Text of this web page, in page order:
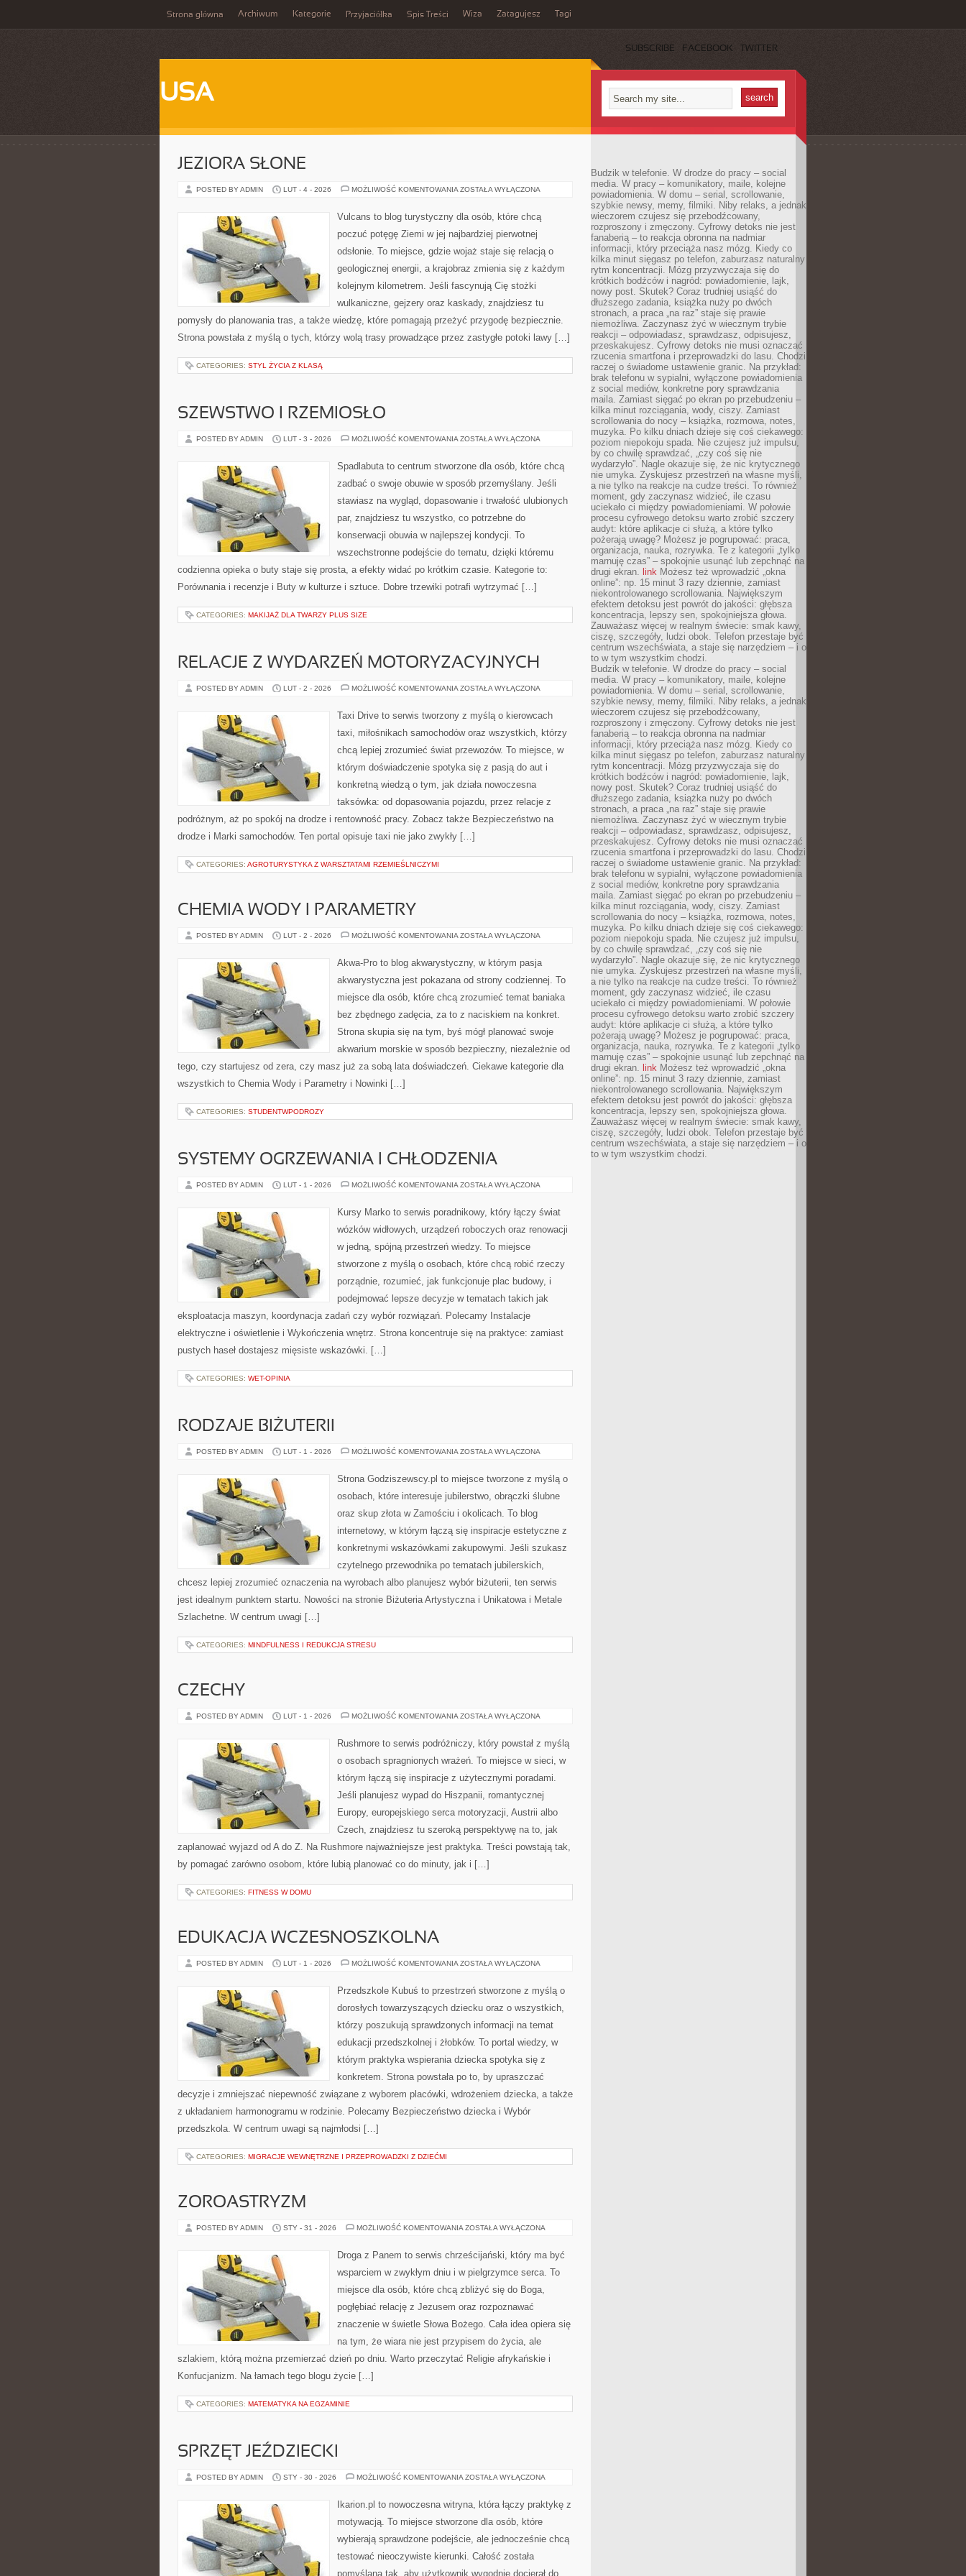
Strona główna Archiwum Kategorie Przyjaciółka Spis Treści Wiza Zatagujesz Tagi
SUBSCRIBE FACEBOOK TWITTER
USA
JEZIORA SŁONE
POSTED BY ADMIN LUT - 4 - 2026 MOŻLIWOŚĆ KOMENTOWANIA JEZIORA
ZOSTAŁA WYŁĄCZONA
Vulcans to blog turystyczny dla osób, które chcą
poczuć potęgę Ziemi w jej najbardziej pierwotnej
odsłonie. To miejsce, gdzie wojaż staje się relacją o
geologicznej energii, a krajobraz zmienia się z każdym
kolejnym kilometrem. Jeśli fascynują Cię stożki
wulkaniczne, gejzery oraz kaskady, znajdziesz tu
pomysły do planowania tras, a także wiedzę, które pomagają przeżyć przygodę bezpiecznie.
Strona powstała z myślą o tych, którzy wolą trasy prowadzące przez zastygłe potoki lawy […]
CATEGORIES: STYL ŻYCIA Z KLASĄ
SZEWSTWO I RZEMIOSŁO
POSTED BY ADMIN LUT - 3 - 2026 MOŻLIWOŚĆ KOMENTOWANIA SZEWSTWO
ZOSTAŁA WYŁĄCZONA
Spadlabuta to centrum stworzone dla osób, które chcą
zadbać o swoje obuwie w sposób przemyślany. Jeśli
stawiasz na wygląd, dopasowanie i trwałość ulubionych
par, znajdziesz tu wszystko, co potrzebne do
konserwacji obuwia w najlepszej kondycji. To
wszechstronne podejście do tematu, dzięki któremu
codzienna opieka o buty staje się prosta, a efekty widać po krótkim czasie. Kategorie to:
Porównania i recenzje i Buty w kulturze i sztuce. Dobre trzewiki potrafi wytrzymać […]
CATEGORIES: MAKIJAŻ DLA TWARZY PLUS SIZE
RELACJE Z WYDARZEŃ MOTORYZACYJNYCH
POSTED BY ADMIN LUT - 2 - 2026 MOŻLIWOŚĆ KOMENTOWANIA RELACJE
MOTORYZACYJNYCH
ZOSTAŁA WYŁĄCZONA
Taxi Drive to serwis tworzony z myślą o kierowcach
taxi, miłośnikach samochodów oraz wszystkich, którzy
chcą lepiej zrozumieć świat przewozów. To miejsce, w
którym doświadczenie spotyka się z pasją do aut i
konkretną wiedzą o tym, jak działa nowoczesna
taksówka: od dopasowania pojazdu, przez relacje z
podróżnym, aż po spokój na drodze i rentowność pracy. Zobacz także Bezpieczeństwo na
drodze i Marki samochodów. Ten portal opisuje taxi nie jako zwykły […]
CATEGORIES: AGROTURYSTYKA Z WARSZTATAMI RZEMIEŚLNICZYMI
CHEMIA WODY I PARAMETRY
POSTED BY ADMIN LUT - 2 - 2026 MOŻLIWOŚĆ KOMENTOWANIA CHEMIA
PARAMETRY
ZOSTAŁA WYŁĄCZONA
Akwa-Pro to blog akwarystyczny, w którym pasja
akwarystyczna jest pokazana od strony codziennej. To
miejsce dla osób, które chcą zrozumieć temat baniaka
bez zbędnego zadęcia, za to z naciskiem na konkret.
Strona skupia się na tym, byś mógł planować swoje
akwarium morskie w sposób bezpieczny, niezależnie od
tego, czy startujesz od zera, czy masz już za sobą lata doświadczeń. Ciekawe kategorie dla
wszystkich to Chemia Wody i Parametry i Nowinki […]
CATEGORIES: STUDENTWPODROZY
SYSTEMY OGRZEWANIA I CHŁODZENIA
POSTED BY ADMIN LUT - 1 - 2026 MOŻLIWOŚĆ KOMENTOWANIA SYSTEMY
CHŁODZENIA
ZOSTAŁA WYŁĄCZONA
Kursy Marko to serwis poradnikowy, który łączy świat
wózków widłowych, urządzeń roboczych oraz renowacji
w jedną, spójną przestrzeń wiedzy. To miejsce
stworzone z myślą o osobach, które chcą robić rzeczy
porządnie, rozumieć, jak funkcjonuje plac budowy, i
podejmować lepsze decyzje w tematach takich jak
eksploatacja maszyn, koordynacja zadań czy wybór rozwiązań. Polecamy Instalacje
elektryczne i oświetlenie i Wykończenia wnętrz. Strona koncentruje się na praktyce: zamiast
pustych haseł dostajesz mięsiste wskazówki. […]
CATEGORIES: WET-OPINIA
RODZAJE BIŻUTERII
POSTED BY ADMIN LUT - 1 - 2026 MOŻLIWOŚĆ KOMENTOWANIA RODZAJE
ZOSTAŁA WYŁĄCZONA
Strona Godziszewscy.pl to miejsce tworzone z myślą o
osobach, które interesuje jubilerstwo, obrączki ślubne
oraz skup złota w Zamościu i okolicach. To blog
internetowy, w którym łączą się inspiracje estetyczne z
konkretnymi wskazówkami zakupowymi. Jeśli szukasz
czytelnego przewodnika po tematach jubilerskich,
chcesz lepiej zrozumieć oznaczenia na wyrobach albo planujesz wybór biżuterii, ten serwis
jest idealnym punktem startu. Nowości na stronie Biżuteria Artystyczna i Unikatowa i Metale
Szlachetne. W centrum uwagi […]
CATEGORIES: MINDFULNESS I REDUKCJA STRESU
CZECHY
POSTED BY ADMIN LUT - 1 - 2026 MOŻLIWOŚĆ KOMENTOWANIA CZECHY
ZOSTAŁA WYŁĄCZONA
Rushmore to serwis podróżniczy, który powstał z myślą
o osobach spragnionych wrażeń. To miejsce w sieci, w
którym łączą się inspiracje z użytecznymi poradami.
Jeśli planujesz wypad do Hiszpanii, romantycznej
Europy, europejskiego serca motoryzacji, Austrii albo
Czech, znajdziesz tu szeroką perspektywę na to, jak
zaplanować wyjazd od A do Z. Na Rushmore najważniejsze jest praktyka. Treści powstają tak,
by pomagać zarówno osobom, które lubią planować co do minuty, jak i […]
CATEGORIES: FITNESS W DOMU
EDUKACJA WCZESNOSZKOLNA
POSTED BY ADMIN LUT - 1 - 2026 MOŻLIWOŚĆ KOMENTOWANIA EDUKACJA
ZOSTAŁA WYŁĄCZONA
Przedszkole Kubuś to przestrzeń stworzone z myślą o
dorosłych towarzyszących dziecku oraz o wszystkich,
którzy poszukują sprawdzonych informacji na temat
edukacji przedszkolnej i żłobków. To portal wiedzy, w
którym praktyka wspierania dziecka spotyka się z
konkretem. Strona powstała po to, by upraszczać
decyzje i zmniejszać niepewność związane z wyborem placówki, wdrożeniem dziecka, a także
z układaniem harmonogramu w rodzinie. Polecamy Bezpieczeństwo dziecka i Wybór
przedszkola. W centrum uwagi są najmłodsi […]
CATEGORIES: MIGRACJE WEWNĘTRZNE I PRZEPROWADZKI Z DZIEĆMI
ZOROASTRYZM
POSTED BY ADMIN STY - 31 - 2026 MOŻLIWOŚĆ KOMENTOWANIA ZOROASTRYZM
ZOSTAŁA WYŁĄCZONA
Droga z Panem to serwis chrześcijański, który ma być
wsparciem w zwykłym dniu i w pielgrzymce serca. To
miejsce dla osób, które chcą zbliżyć się do Boga,
pogłębiać relację z Jezusem oraz rozpoznawać
znaczenie w świetle Słowa Bożego. Cała idea opiera się
na tym, że wiara nie jest przypisem do życia, ale
szlakiem, którą można przemierzać dzień po dniu. Warto przeczytać Religie afrykańskie i
Konfucjanizm. Na łamach tego blogu życie […]
CATEGORIES: MATEMATYKA NA EGZAMINIE
SPRZĘT JEŹDZIECKI
POSTED BY ADMIN STY - 30 - 2026 MOŻLIWOŚĆ KOMENTOWANIA SPRZĘT
ZOSTAŁA WYŁĄCZONA
Ikarion.pl to nowoczesna witryna, która łączy praktykę z
motywacją. To miejsce stworzone dla osób, które
wybierają sprawdzone podejście, ale jednocześnie chcą
testować nieoczywiste kierunki. Całość została
pomyślana tak, aby użytkownik wygodnie docierał do
Budzik w telefonie. W drodze do pracy – social
media. W pracy – komunikatory, maile, kolejne
powiadomienia. W domu – serial, scrollowanie,
szybkie newsy, memy, filmiki. Niby relaks, a jednak
wieczorem czujesz się przebodźcowany,
rozproszony i zmęczony. Cyfrowy detoks nie jest
fanaberią – to reakcja obronna na nadmiar
informacji, który przeciąża nasz mózg. Kiedy co
kilka minut sięgasz po telefon, zaburzasz naturalny
rytm koncentracji. Mózg przyzwyczaja się do
krótkich bodźców i nagród: powiadomienie, lajk,
nowy post. Skutek? Coraz trudniej usiąść do
dłuższego zadania, książka nuży po dwóch
stronach, a praca „na raz” staje się prawie
niemożliwa. Zaczynasz żyć w wiecznym trybie
reakcji – odpowiadasz, sprawdzasz, odpisujesz,
przeskakujesz. Cyfrowy detoks nie musi oznaczać
rzucenia smartfona i przeprowadzki do lasu. Chodzi
raczej o świadome ustawienie granic. Na przykład:
brak telefonu w sypialni, wyłączone powiadomienia
z social mediów, konkretne pory sprawdzania
maila. Zamiast sięgać po ekran po przebudzeniu –
kilka minut rozciągania, wody, ciszy. Zamiast
scrollowania do nocy – książka, rozmowa, notes,
muzyka. Po kilku dniach dzieje się coś ciekawego:
poziom niepokoju spada. Nie czujesz już impulsu,
by co chwilę sprawdzać, „czy coś się nie
wydarzyło”. Nagle okazuje się, że nic krytycznego
nie umyka. Zyskujesz przestrzeń na własne myśli,
a nie tylko na reakcje na cudze treści. To również
moment, gdy zaczynasz widzieć, ile czasu
uciekało ci między powiadomieniami. W połowie
procesu cyfrowego detoksu warto zrobić szczery
audyt: które aplikacje ci służą, a które tylko
pożerają uwagę? Możesz je pogrupować: praca,
organizacja, nauka, rozrywka. Te z kategorii „tylko
marnuję czas” – spokojnie usunąć lub zepchnąć na
drugi ekran. link Możesz też wprowadzić „okna
online”: np. 15 minut 3 razy dziennie, zamiast
niekontrolowanego scrollowania. Największym
efektem detoksu jest powrót do jakości: głębsza
koncentracja, lepszy sen, spokojniejsza głowa.
Zauważasz więcej w realnym świecie: smak kawy,
ciszę, szczegóły, ludzi obok. Telefon przestaje być
centrum wszechświata, a staje się narzędziem – i o
to w tym wszystkim chodzi.
Budzik w telefonie. W drodze do pracy – social
media. W pracy – komunikatory, maile, kolejne
powiadomienia. W domu – serial, scrollowanie,
szybkie newsy, memy, filmiki. Niby relaks, a jednak
wieczorem czujesz się przebodźcowany,
rozproszony i zmęczony. Cyfrowy detoks nie jest
fanaberią – to reakcja obronna na nadmiar
informacji, który przeciąża nasz mózg. Kiedy co
kilka minut sięgasz po telefon, zaburzasz naturalny
rytm koncentracji. Mózg przyzwyczaja się do
krótkich bodźców i nagród: powiadomienie, lajk,
nowy post. Skutek? Coraz trudniej usiąść do
dłuższego zadania, książka nuży po dwóch
stronach, a praca „na raz” staje się prawie
niemożliwa. Zaczynasz żyć w wiecznym trybie
reakcji – odpowiadasz, sprawdzasz, odpisujesz,
przeskakujesz. Cyfrowy detoks nie musi oznaczać
rzucenia smartfona i przeprowadzki do lasu. Chodzi
raczej o świadome ustawienie granic. Na przykład:
brak telefonu w sypialni, wyłączone powiadomienia
z social mediów, konkretne pory sprawdzania
maila. Zamiast sięgać po ekran po przebudzeniu –
kilka minut rozciągania, wody, ciszy. Zamiast
scrollowania do nocy – książka, rozmowa, notes,
muzyka. Po kilku dniach dzieje się coś ciekawego:
poziom niepokoju spada. Nie czujesz już impulsu,
by co chwilę sprawdzać, „czy coś się nie
wydarzyło”. Nagle okazuje się, że nic krytycznego
nie umyka. Zyskujesz przestrzeń na własne myśli,
a nie tylko na reakcje na cudze treści. To również
moment, gdy zaczynasz widzieć, ile czasu
uciekało ci między powiadomieniami. W połowie
procesu cyfrowego detoksu warto zrobić szczery
audyt: które aplikacje ci służą, a które tylko
pożerają uwagę? Możesz je pogrupować: praca,
organizacja, nauka, rozrywka. Te z kategorii „tylko
marnuję czas” – spokojnie usunąć lub zepchnąć na
drugi ekran. link Możesz też wprowadzić „okna
online”: np. 15 minut 3 razy dziennie, zamiast
niekontrolowanego scrollowania. Największym
efektem detoksu jest powrót do jakości: głębsza
koncentracja, lepszy sen, spokojniejsza głowa.
Zauważasz więcej w realnym świecie: smak kawy,
ciszę, szczegóły, ludzi obok. Telefon przestaje być
centrum wszechświata, a staje się narzędziem – i o
to w tym wszystkim chodzi.